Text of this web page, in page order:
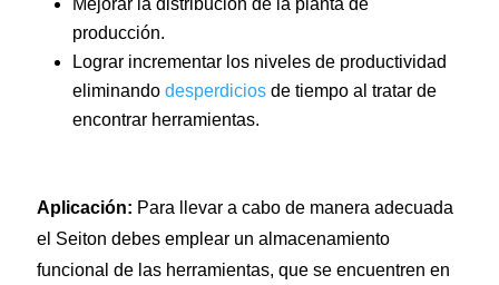
producción.
Lograr incrementar los niveles de productividad
eliminando desperdiciosde tiempo al tratar de
encontrar herramientas.
Aplicación: Para llevar a cabo de manera adecuada
el Seiton debes emplear un almacenamiento
funcional de las herramientas, que se encuentren en